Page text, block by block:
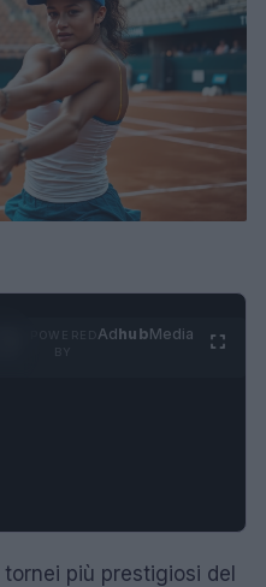
AdhubMedia
più prestigiosi del